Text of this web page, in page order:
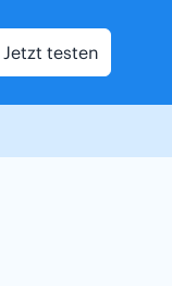
Jetzt testen